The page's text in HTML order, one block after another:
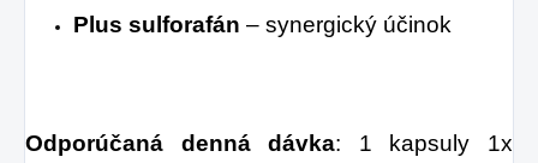
Plus sulforafán – synergický účinok
Odporúčaná denná dávka: 1 kapsuly 1x